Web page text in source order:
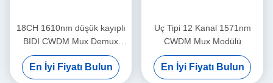
18CH 1610nm düşük kayıplı
BIDI CWDM Mux Demux
Modülü
En İyi Fiyatı Bulun
Uç Tipi 12 Kanal 1571nm
CWDM Mux Modülü
En İyi Fiyatı Bulun